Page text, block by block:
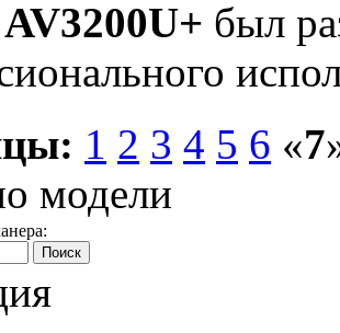
AV3200U+ был
1 2 3 4 5 6 «7
модели